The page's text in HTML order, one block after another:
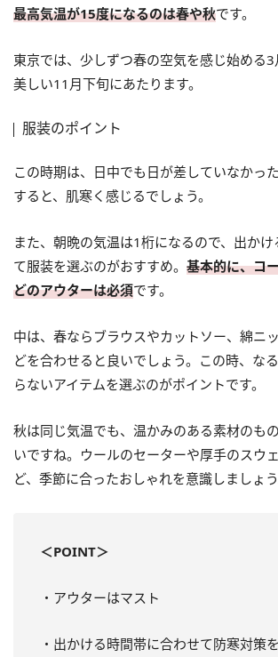
最高気温が15度になるのは春や秋です。
東京では、少しずつ春の空気を感じ始める
美しい11月下旬にあたります。
服装のポイント
この時期は、日中でも日が差していなかっ
すると、肌寒く感じるでしょう。
また、朝晩の気温は1桁になるので、出か
て服装を選ぶのがおすすめ。 基本的に、コ
どのアウターは必須です。
中は、春ならブラウスやカットソー、綿ニ
どを合わせると良いでしょう。この時、な
らないアイテムを選ぶのがポイントです。
秋は同じ気温でも、温かみのある素材のも
いですね。ウールのセーターや厚手のスウ
ど、季節に合ったおしゃれを意識しましょう
＜POINT＞
・アウターはマスト
・出かける時間帯に合わせて防寒対策